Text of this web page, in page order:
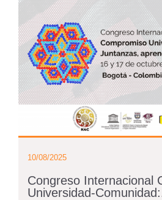
10/08/2025
Congreso Internacional
Universidad-